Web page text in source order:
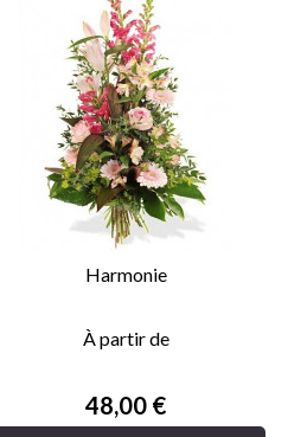
Harmonie
À partir de
Prix
48,00 €